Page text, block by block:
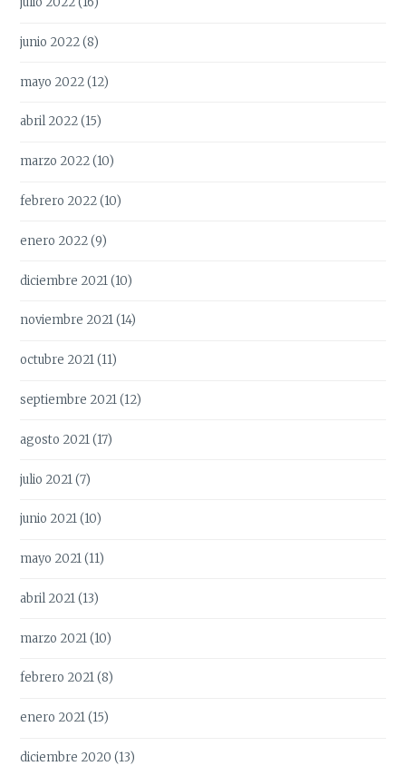
junio 2022(8)
mayo 2022(12)
abril 2022(15)
marzo 2022(10)
febrero 2022(10)
enero 2022(9)
diciembre 2021(10)
noviembre 2021(14)
octubre 2021(11)
septiembre 2021(12)
agosto 2021(17)
julio 2021(7)
junio 2021(10)
mayo 2021(11)
abril 2021(13)
marzo 2021(10)
febrero 2021(8)
enero 2021(15)
diciembre 2020 (13)